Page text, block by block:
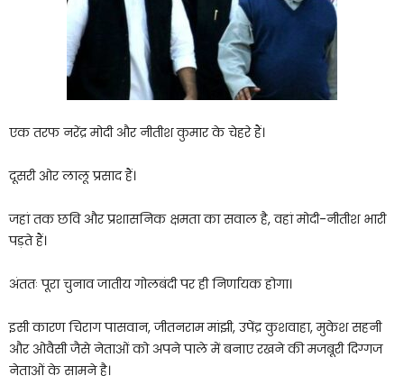
एक तरफ नरेंद्र मोदी और नीतीश कुमार के चेहरे हैं।
दूसरी ओर लालू प्रसाद हैं।
जहां तक छवि और प्रशासनिक क्षमता का सवाल है, वहां मोदी-नीतीश भारी
पड़ते हैं।
अंततः पूरा चुनाव जातीय गोलबंदी पर ही निर्णायक होगा।
इसी कारण चिराग पासवान, जीतनराम मांझी, उपेंद्र कुशवाहा, मुकेश सहनी
और ओवैसी जैसे नेताओं को अपने पाले में बनाए रखने की मजबूरी दिग्गज
नेताओं के सामने है।